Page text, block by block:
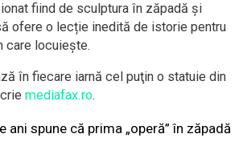
fiind de sculptura în zăpadă și
ofere o lecție inedită de istorie pentru
care locuiește.
în fiecare iarnă cel puţin o statuie din
mediafax.ro.
ani spune că prima „operă” în zăpadă